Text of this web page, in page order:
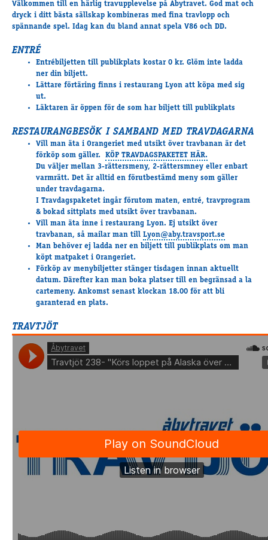
Travkonferens
Exponering & värdskap
Tävlingsserier
Träning och provlopp
Aktiva
Månadens hästägare 2026
Månadens B-tränare 2026
Euro Classic Trot
Andelshästar
Åby Stora Pris 2026
Supertorsdag för företag
Supertorsdag
Ponnytravtävlingar
Ridsport
Om travskolan
Samarbetspartners
Ledningsgrupp
Kontakt
Press
Välkommen till en härlig travupplevelse på Åbytravet. God mat och
dryck i ditt bästa sällskap kombineras med fina travlopp och
spännande spel. Idag kan du bland annat spela V86 och DD.
ENTRÉ
Entrébiljetten till publikplats kostar 0 kr. Glöm inte ladda
ner din biljett.
Lättare förtäring finns i restaurang Lyon att köpa med sig
ut.
Läktaren är öppen för de som har biljett till publikplats
RESTAURANGBESÖK I SAMBAND MED TRAVDAGARNA
Vill man äta i Orangeriet med utsikt över travbanan är det
förköp som gäller. KÖP TRAVDAGSPAKETET HÄR.
Du väljer mellan 3-rättersmeny, 2-rättersmney eller enbart
varmrätt. Det är alltid en förutbestämd meny som gäller
under travdagarna.
I Travdagspaketet ingår förutom maten, entré, travprogram
& bokad sittplats med utsikt över travbanan.
Vill man äta inne i restaurang Lyon. Ej utsikt över
travbanan, så mailar man till Lyon@aby.travsport.se
Man behöver ej ladda ner en biljett till publikplats om man
köpt matpaket i Orangeriet.
Förköp av menybiljetter stänger tisdagen innan aktuellt
datum. Därefter kan man boka platser till en begränsad a la
cartemeny. Ankomst senast klockan 18.00 för att bli
garanterad en plats.
TRAVTJÖT